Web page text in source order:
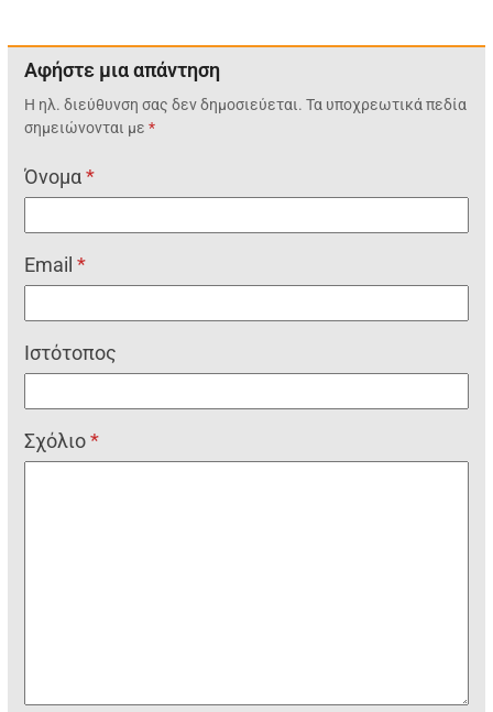
Αφήστε μια απάντηση
Η ηλ. διεύθυνση σας δεν δημοσιεύεται. Τα υποχρεωτικά πεδία
σημειώνονται με*
Όνομα*
Email*
Ιστότοπος
Σχόλιο*